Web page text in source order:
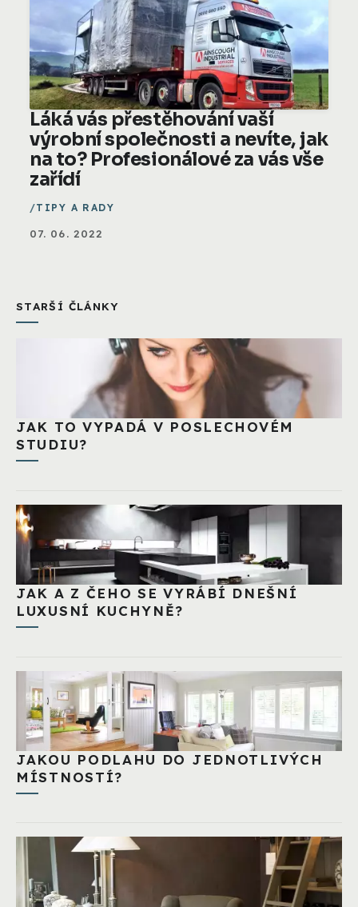
Láká vás přestěhování vaší
výrobní společnosti a nevíte, jak
na to? Profesionálové za vás vše
zařídí
TIPY A RADY
07. 06. 2022
STARŠÍ ČLÁNKY
JAK TO VYPADÁ V POSLECHOVÉM
STUDIU?
JAK A Z ČEHO SE VYRÁBÍ DNEŠNÍ
LUXUSNÍ KUCHYNĚ?
JAKOU PODLAHU DO JEDNOTLIVÝCH
MÍSTNOSTÍ?